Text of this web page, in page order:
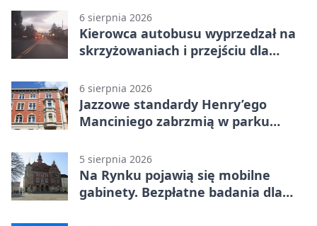
6 sierpnia 2026
Kierowca autobusu wyprzedzał na
skrzyżowaniach i przejściu dla
6 sierpnia 2026
Jazzowe standardy Henry’ego
Manciniego zabrzmią w parku
5 sierpnia 2026
Na Rynku pojawią się mobilne
gabinety. Bezpłatne badania dla